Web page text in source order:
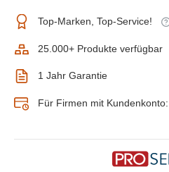
Top-Marken, Top-Service!
25.000+ Produkte verfügbar
1 Jahr Garantie
Für Firmen mit